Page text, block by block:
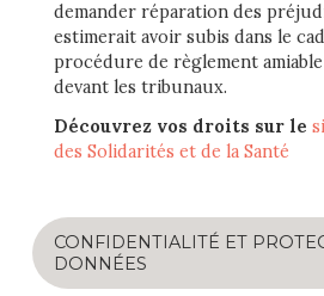
demander réparation des
estimerait avoir subis dans le
procédure de règlement
devant les tribunaux.
Découvrez vos droits sur le
des Solidarités et de la Santé
CONFIDENTIALITÉ ET
DONNÉES